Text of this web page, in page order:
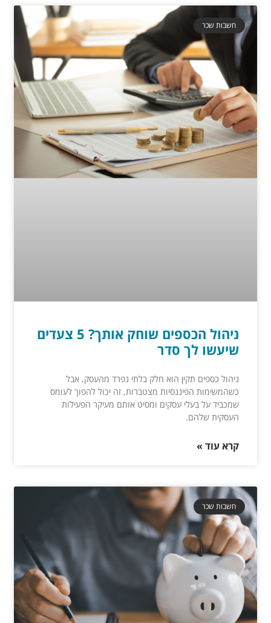
חשבות שכר
ניהול הכספים שוחק אותך? 5 צעדים
שיעשו לך סדר
ניהול כספים תקין הוא חלק בלתי נפרד מהעסק, אבל
כשהמשימות הפיננסיות מצטברות, זה יכול להפוך לעומס
שמכביד על בעלי עסקים ומסיט אותם מעיקר הפעילות
העסקית שלהם.
קרא עוד »
חשבות שכר